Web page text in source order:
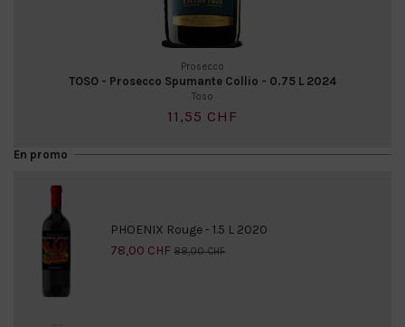
Prosecco
TOSO - Prosecco Spumante Collio - 0.75 L 2024
Toso
11,55 CHF
En promo
PHOENIX Rouge - 1.5 L 2020
78,00 CHF 88,00 CHF